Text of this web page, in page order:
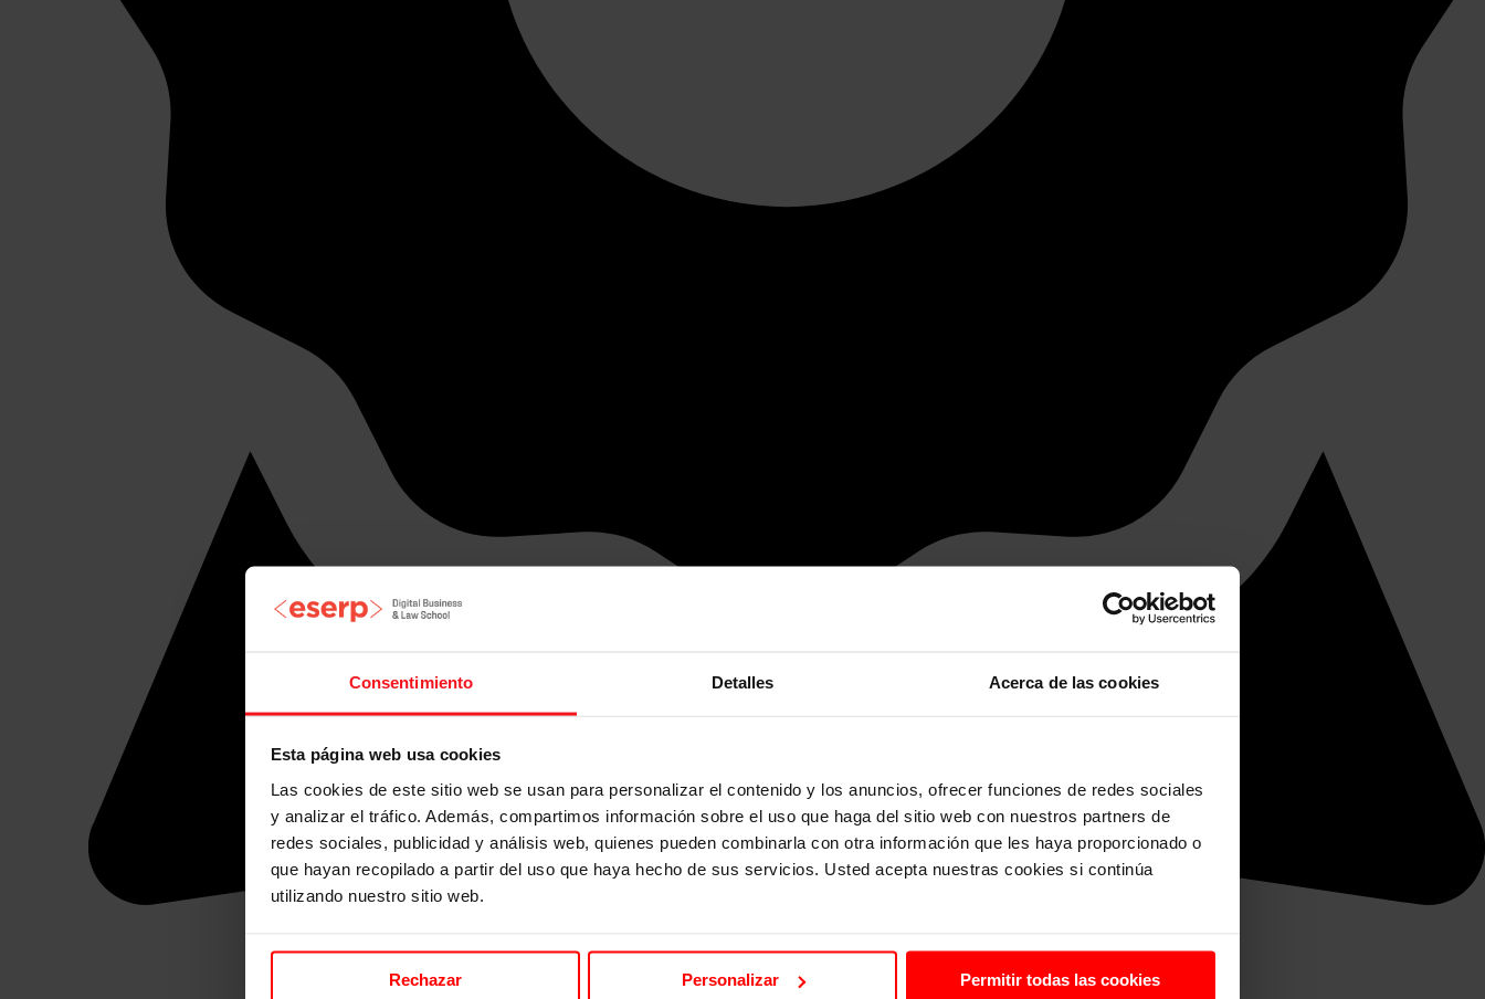
Consentimiento Detalles Acerca de las cookies
Esta página web usa cookies
Las cookies de este sitio web se usan para personalizar el contenido y los anuncios, ofrecer funciones de redes sociales
y analizar el tráfico. Además, compartimos información sobre el uso que haga del sitio web con nuestros partners de
redes sociales, publicidad y análisis web, quienes pueden combinarla con otra información que les haya proporcionado o
que hayan recopilado a partir del uso que haya hecho de sus servicios. Usted acepta nuestras cookies si continúa
utilizando nuestro sitio web.
Rechazar Personalizar Permitir todas las cookies